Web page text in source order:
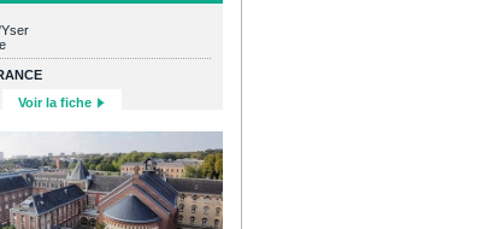
Voir la fiche